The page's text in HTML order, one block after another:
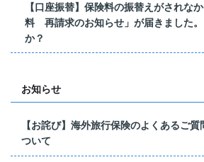
【口座振替】保険料の振替えがされな
料 再請求のお知らせ」が届きました
か？
お知らせ
【お詫び】海外旅行保険のよくあるご
ついて